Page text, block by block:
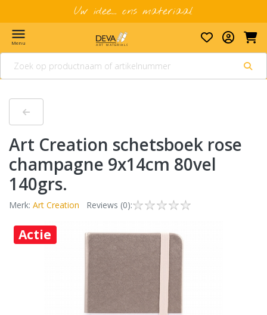
Uw idee... ons materiaal
menu
Menu
Art Creation schetsboek rose
champagne 9x14cm 80vel
140grs.
Merk: Art Creation Reviews (0):
Actie